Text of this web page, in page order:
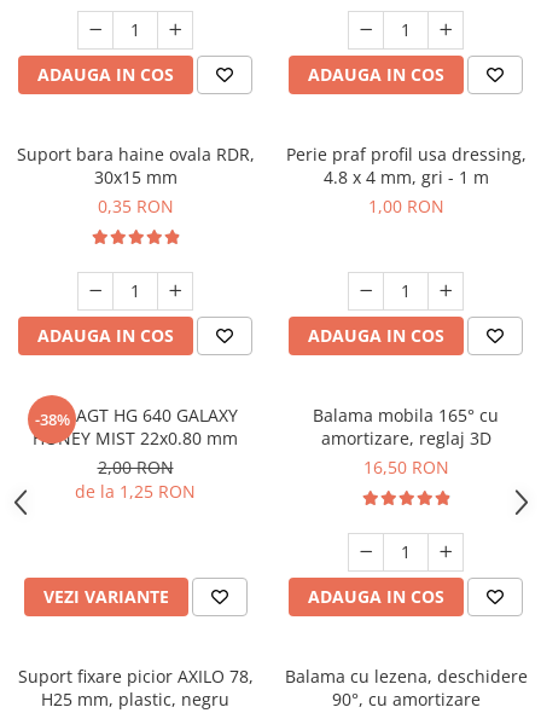
ADAUGA IN COS ADAUGA IN COS
Suport bara haine ovala RDR,
30x15 mm
0,35 RON
ADAUGA IN COS
Perie praf profil usa dressing,
4.8 x 4 mm, gri - 1 m
1,00 RON
ADAUGA IN COS
-38%
Cant AGT HG 640 GALAXY
HONEY MIST 22x0.80 mm
2,00 RON
de la 1,25 RON
VEZI VARIANTE
Balama mobila 165° cu
amortizare, reglaj 3D
16,50 RON
ADAUGA IN COS
Suport fixare picior AXILO 78,
H25 mm, plastic, negru
Balama cu lezena, deschidere
90°, cu amortizare